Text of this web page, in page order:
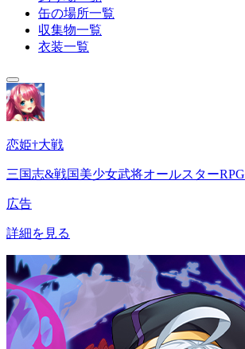
缶の場所一覧
収集物一覧
衣装一覧
恋姫†大戦
三国志&戦国美少女武将オールスターRPG
広告
詳細を見る